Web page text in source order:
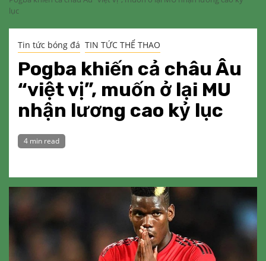
lục
Tin tức bóng đá TIN TỨC THỂ THAO
Pogba khiến cả châu Âu
“việt vị”, muốn ở lại MU
nhận lương cao kỷ lục
4 min read